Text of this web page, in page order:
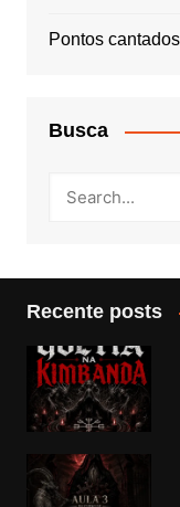
Pontos cantados
Busca
Recente posts